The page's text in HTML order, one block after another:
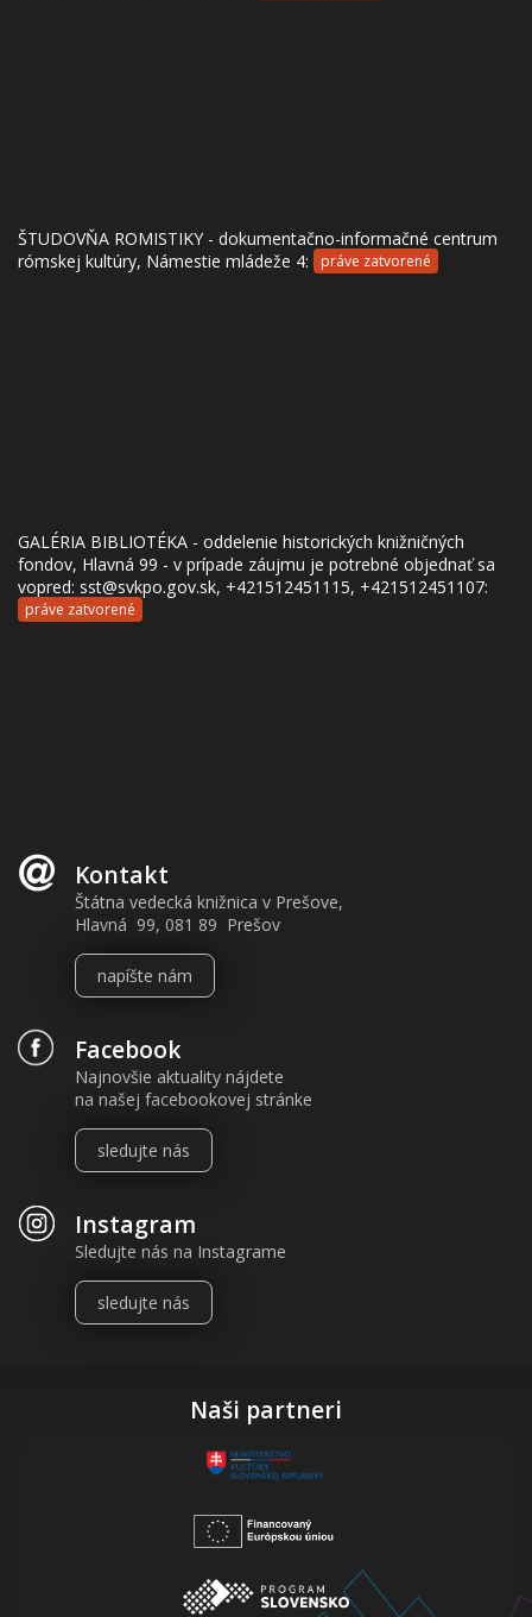
ŠTUDOVŇA ROMISTIKY - dokumentačno-informačné centrum
rómskej kultúry, Námestie mládeže 4:
práve zatvorené
GALÉRIA BIBLIOTÉKA - oddelenie historických knižničných
fondov, Hlavná 99 - v prípade záujmu je potrebné objednať sa
vopred: sst@svkpo.gov.sk, +421512451115, +421512451107:
práve zatvorené
Kontakt
Štátna vedecká knižnica v Prešove,
Hlavná 99, 081 89 Prešov
napíšte nám
Facebook
Najnovšie aktuality nájdete
na našej facebookovej stránke
sledujte nás
Instagram
Sledujte nás na Instagrame
sledujte nás
Naši partneri